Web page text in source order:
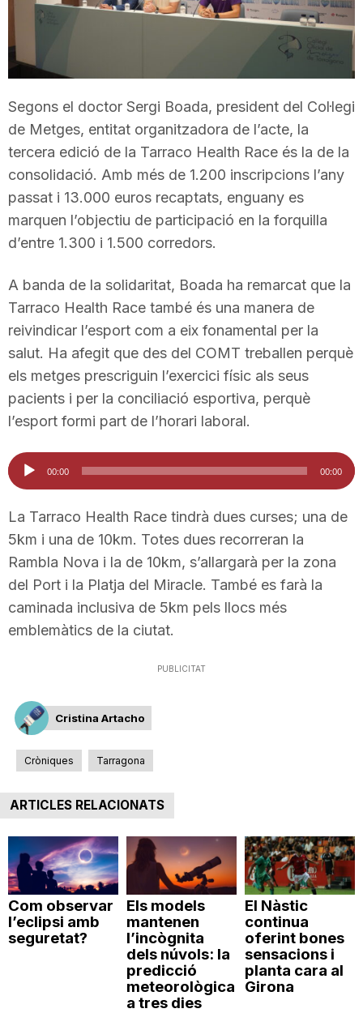
a
g
o
n
a
Segons el doctor Sergi Boada, president del Col·legi
de Metges, entitat organitzadora de l’acte, la
tercera edició de la Tarraco Health Race és la de la
consolidació. Amb més de 1.200 inscripcions l’any
passat i 13.000 euros recaptats, enguany es
marquen l’objectiu de participació en la forquilla
d’entre 1.300 i 1.500 corredors.
A banda de la solidaritat, Boada ha remarcat que la
Tarraco Health Race també és una manera de
reivindicar l’esport com a eix fonamental per la
salut. Ha afegit que des del COMT treballen perquè
els metges prescriguin l’exercici físic als seus
pacients i per la conciliació esportiva, perquè
l’esport formi part de l’horari laboral.
Reproductor
d'àudio
00:00 00:00
La Tarraco Health Race tindrà dues curses; una de
5km i una de 10km. Totes dues recorreran la
Rambla Nova i la de 10km, s’allargarà per la zona
del Port i la Platja del Miracle. També es farà la
caminada inclusiva de 5km pels llocs més
emblemàtics de la ciutat.
PUBLICITAT
Cristina Artacho
Cròniques Tarragona
ARTICLES RELACIONATS
Com observar
l’eclipsi amb
seguretat?
Els models
mantenen
l’incògnita
dels núvols: la
predicció
meteorològica
a tres dies
El Nàstic
continua
oferint bones
sensacions i
planta cara al
Girona